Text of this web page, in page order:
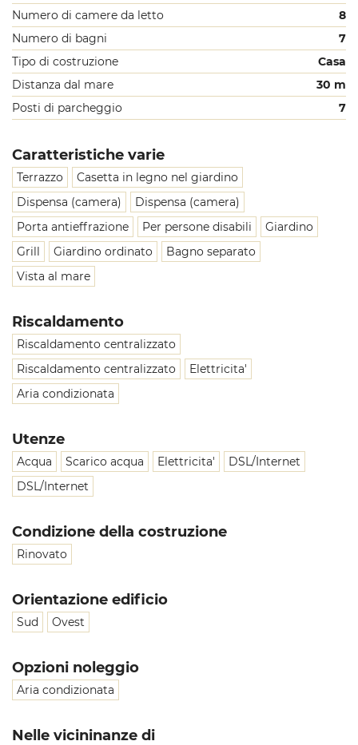
Numero di camere da letto
8
Numero di bagni
7
Tipo di costruzione
Casa
Distanza dal mare
30 m
Posti di parcheggio
7
Caratteristiche varie
Terrazzo
Casetta in legno nel giardino
Dispensa (camera)
Dispensa (camera)
Porta antieffrazione
Per persone disabili
Giardino
Grill
Giardino ordinato
Bagno separato
Vista al mare
Riscaldamento
Riscaldamento centralizzato
Riscaldamento centralizzato
Elettricita'
Aria condizionata
Utenze
Acqua Scarico acqua Elettricita'
DSL/Internet
DSL/Internet
Condizione della costruzione
Rinovato
Orientazione edificio
Sud Ovest
Opzioni noleggio
Aria condizionata
Nelle vicininanze di